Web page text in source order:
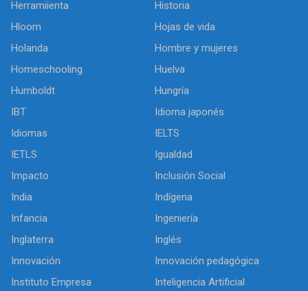
Herramiienta
Historia
Hloom
Hojas de vida
Holanda
Hombre y mujeres
Homeschooling
Huelva
Humboldt
Hungría
IBT
Idioma japonés
Idiomas
IELTS
IETLS
Igualdad
Impacto
Inclusión Social
India
Indígena
Infancia
Ingeniería
Inglaterra
Inglés
Innovación
Innovación pedagógica
Instituto Empresa
Inteligencia Artificial